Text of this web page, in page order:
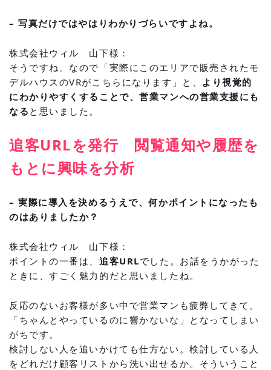
– 写真だけではやはりわかりづらいですよね。
株式会社ウィル 山下様：
そうですね。なので「実際にこのエリアで販売されたモ
デルハウスのVRがこちらになります」と、 より視覚的
にわかりやすくすることで、営業マンへの営業支援にも
なる と思いました。
追客URLを発行 閲覧通知や履歴を
もとに興味を分析
– 実際に導入を決めるうえで、何かポイントになったも
のはありましたか？
株式会社ウィル 山下様：
ポイントの一番は、追客URLでした。お話をうかがった
ときに、すごく魅力的だと思いましたね。
反応のないお客様が多い中で営業マンも疲弊してきて、
「ちゃんとやっているのに響かないな」となってしまい
がちです。
検討しない人を追いかけても仕方ない。検討している人
をどれだけ顧客リストから洗い出せるか。そういうこと